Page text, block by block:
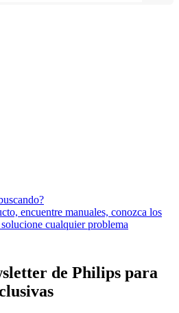
encuentre manuales, conozca los
cualquier problema
de Philips para